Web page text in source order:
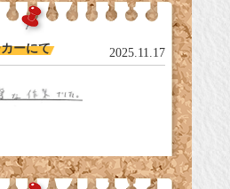
ーにて 2025.11.17